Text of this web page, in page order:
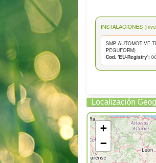
INSTALACIONES
SMP AUTOMOTIVE
PEGUFORM)
Cod. 'EU-Registry':
Localización
+
−